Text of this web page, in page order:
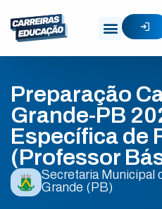
Preparação
Grande-PB
Específica de
(Professor
Secretaria Municipal
Grande (PB)